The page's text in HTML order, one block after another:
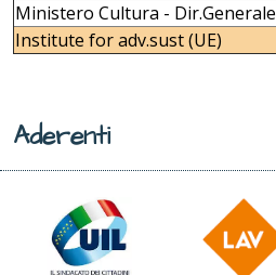
Ministero Cultura - Dir.Generale
Institute for adv.sust (UE)
Aderenti